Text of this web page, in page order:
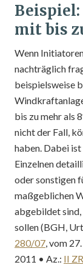
mit bis
Wenn
nachträglich
beispielsweise
bis zu mehr als
nicht der Fall,
haben. Dabei ist
Einzelnen
oder sonstigen
maßgeblichen
abgebildet sind,
sollen (BGH,
280/07, vom
2011 • Az.: II